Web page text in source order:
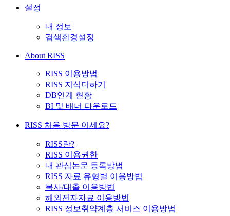
설정
내 정보
검색환경설정
About RISS
RISS 이용방법
RISS 지식더하기
DB연계 현황
BI 및 배너 다운로드
RISS 처음 방문 이세요?
RISS란?
RISS 이용권한
내 관심논문 등록방법
RISS 자료 유형별 이용방법
복사/대출 이용방법
해외전자자료 이용방법
RISS 정보취약계층 서비스 이용방법